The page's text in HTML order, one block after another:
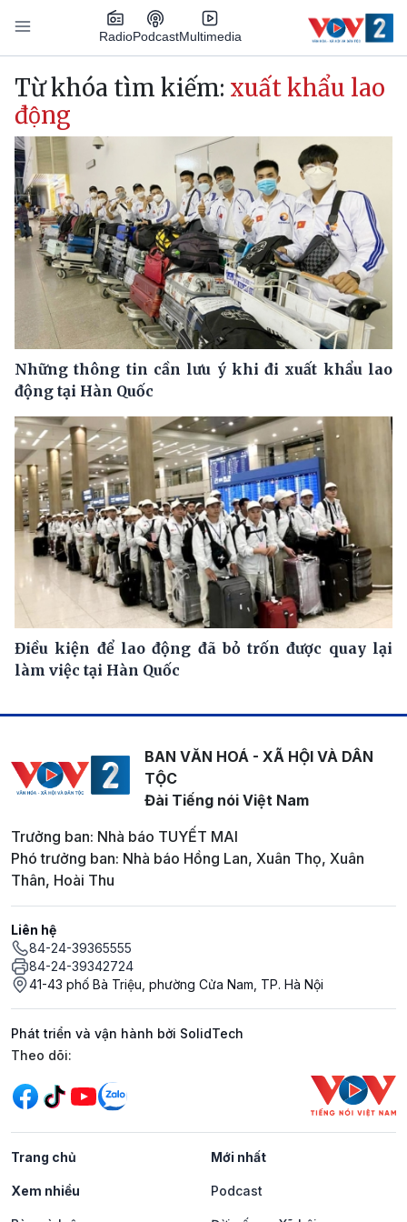
Nhảy đến nội dung
RadioPodcastMultimedia
Main navigation
Từ khóa tìm kiếm: xuất khẩu lao
động
Những thông tin cần lưu ý khi đi xuất khẩu lao
động tại Hàn Quốc
Điều kiện để lao động đã bỏ trốn được quay lại
làm việc tại Hàn Quốc
BAN VĂN HOÁ - XÃ HỘI VÀ DÂN
TỘC
Đài Tiếng nói Việt Nam
Trưởng ban: Nhà báo TUYẾT MAI
Phó trưởng ban: Nhà báo Hồng Lan, Xuân Thọ, Xuân
Thân, Hoài Thu
Liên hệ
84-24-39365555
84-24-39342724
41-43 phố Bà Triệu, phường Cửa Nam, TP. Hà Nội
Phát triển và vận hành bởi SolidTech
Mạng xã hội
Theo dõi:
Trang chủ Mới nhất
Xem nhiều Podcast